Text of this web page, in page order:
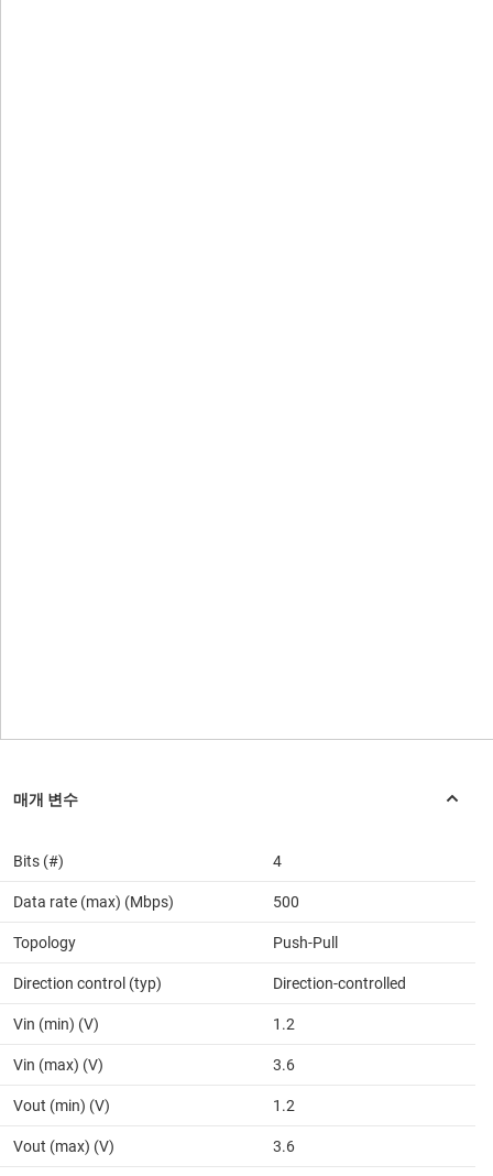
Bits (#) 4
Data rate (max) (Mbps) 500
Topology Push-Pull
Direction control (typ) Direction-controlled
Vin (min) (V) 1.2
Vin (max) (V) 3.6
Vout (min) (V) 1.2
Vout (max) (V) 3.6